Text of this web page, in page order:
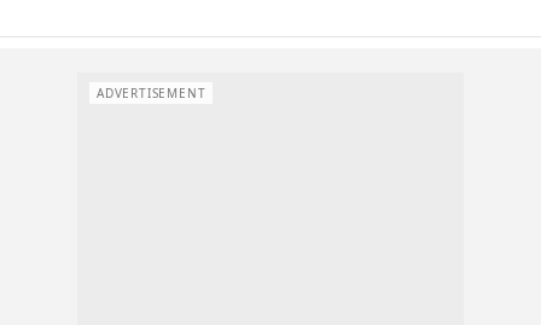
ADVERTISEMENT